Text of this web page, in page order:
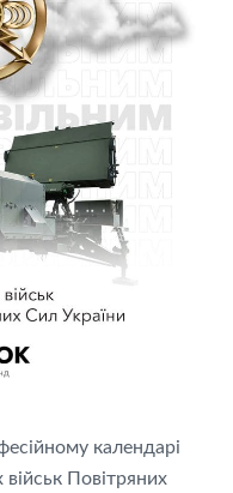
календарі
Повітряних